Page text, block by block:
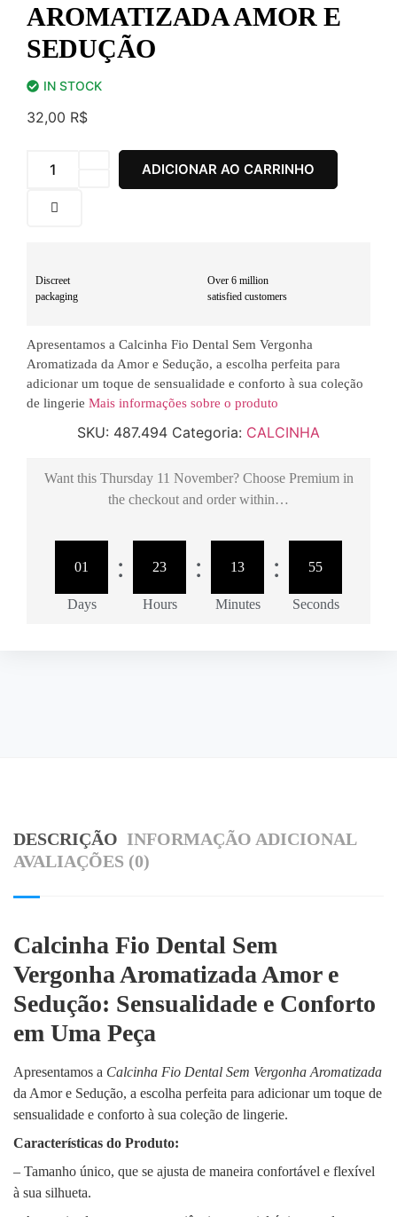
AROMATIZADA AMOR E
SEDUÇÃO
IN STOCK
32,00 R$
ADICIONAR AO CARRINHO
Discreet
packaging
Over 6 million
satisfied customers
Apresentamos a Calcinha Fio Dental Sem Vergonha
Aromatizada da Amor e Sedução, a escolha perfeita para
adicionar um toque de sensualidade e conforto à sua coleção
de lingerie Mais informações sobre o produto
SKU: 487.494 Categoria: CALCINHA
Want this Thursday 11 November? Choose Premiumin
the checkout and order within…
01 :
Days
23 :
Hours
13 :
Minutes
55
Seconds
DESCRIÇÃO INFORMAÇÃO ADICIONAL
AVALIAÇÕES (0)
Calcinha Fio Dental Sem
Vergonha Aromatizada Amor e
Sedução: Sensualidade e Conforto
em Uma Peça
Apresentamos a Calcinha Fio Dental Sem Vergonha Aromatizada
da Amor e Sedução, a escolha perfeita para adicionar um toque de
sensualidade e conforto à sua coleção de lingerie.
Características do Produto:
– Tamanho único, que se ajusta de maneira confortável e flexível
à sua silhueta.